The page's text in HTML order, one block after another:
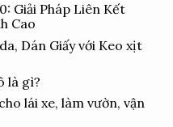
Giải Pháp Liên Kết
Cao
Dán Giấy với Keo xịt
là gì?
lái xe, làm vườn, vận